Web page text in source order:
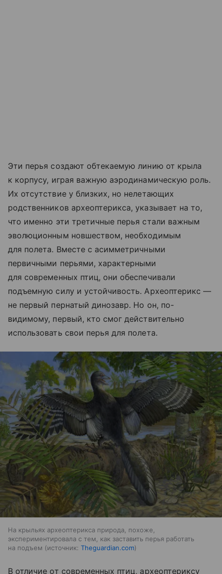
Эти перья создают обтекаемую линию от крыла
к корпусу, играя важную аэродинамическую роль.
Их отсутствие у близких, но нелетающих
родственников археоптерикса, указывает на то,
что именно эти третичные перья стали важным
эволюционным новшеством, необходимым
для полета. Вместе с асимметричными
первичными перьями, характерными
для современных птиц, они обеспечивали
подъемную силу и устойчивость. Археоптерикс —
не первый пернатый динозавр. Но он, по-
видимому, первый, кто смог действительно
использовать свои перья для полета.
На крыльях археоптерикса природа, похоже,
экспериментировала с тем, как заставить перья работать
на подъем
источник: Theguardian.com
В отличие от современных птиц, археоптериксу